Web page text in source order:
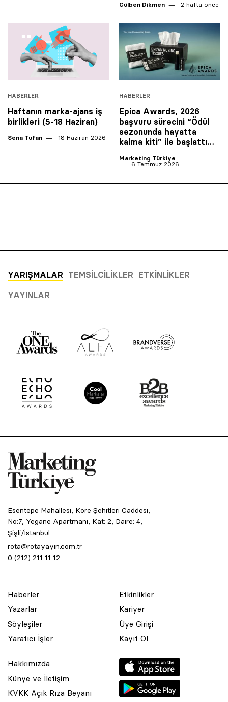
Gülben Dikmen 2 hafta önce
HABERLER
Haftanın marka-ajans iş
birlikleri (5-18 Haziran)
Sena Tufan 18 Haziran 2026
HABERLER
Epica Awards, 2026
başvuru sürecini “Ödül
sezonunda hayatta
kalma kiti” ile başlattı…
Marketing Türkiye
6 Temmuz 2026
YARIŞMALAR TEMSILCILIKLER ETKINLIKLER
YAYINLAR
Esentepe Mahallesi, Kore Şehitleri Caddesi,
No:7, Yegane Apartmanı, Kat: 2, Daire: 4,
Şişli/İstanbul
rota@rotayayin.com.tr
0 (212) 211 11 12
Haberler
Yazarlar
Söyleşiler
Yaratıcı İşler
Etkinlikler
Kariyer
Üye Girişi
Kayıt Ol
Hakkımızda
Künye ve İletişim
KVKK Açık Rıza Beyanı